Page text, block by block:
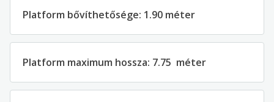
Platform bővíthetősége: 1.90 méter
Platform maximum hossza: 7.75 méter